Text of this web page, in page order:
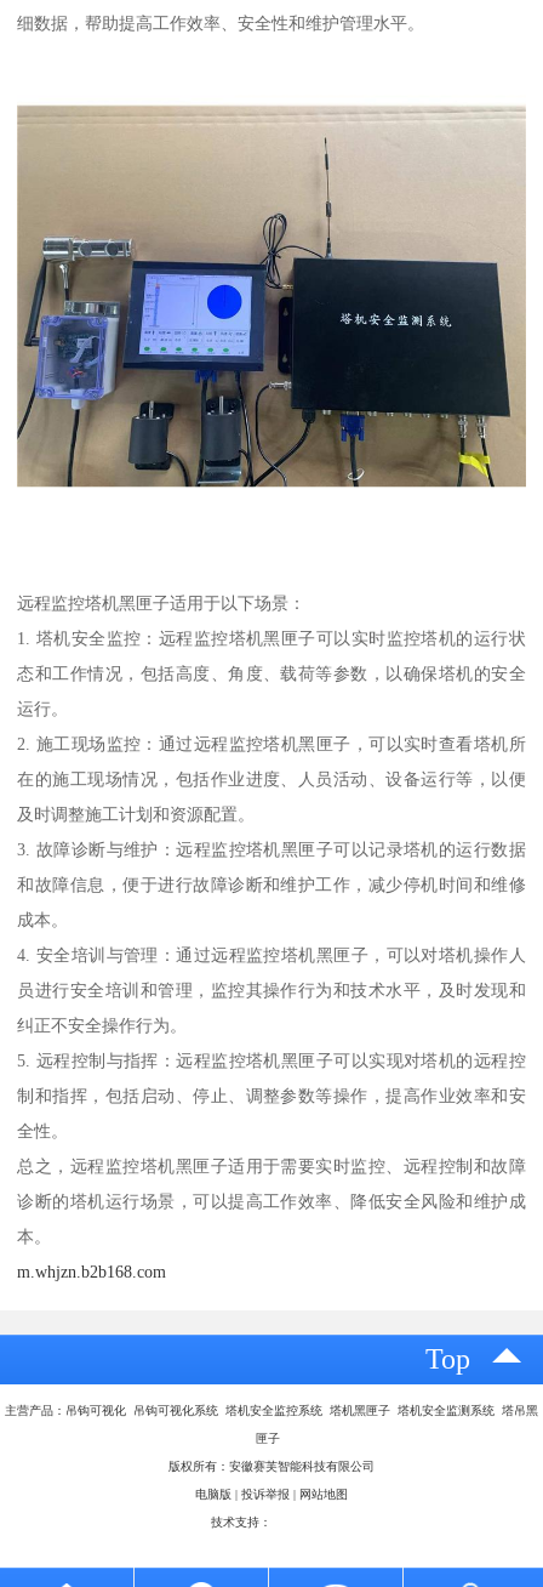
细数据，帮助提高工作效率、安全性和维护管理水平。
远程监控塔机黑匣子适用于以下场景：
1. 塔机安全监控：远程监控塔机黑匣子可以实时监控塔机的运行状
态和工作情况，包括高度、角度、载荷等参数，以确保塔机的安全
运行。
2. 施工现场监控：通过远程监控塔机黑匣子，可以实时查看塔机所
在的施工现场情况，包括作业进度、人员活动、设备运行等，以便
及时调整施工计划和资源配置。
3. 故障诊断与维护：远程监控塔机黑匣子可以记录塔机的运行数据
和故障信息，便于进行故障诊断和维护工作，减少停机时间和维修
成本。
4. 安全培训与管理：通过远程监控塔机黑匣子，可以对塔机操作人
员进行安全培训和管理，监控其操作行为和技术水平，及时发现和
纠正不安全操作行为。
5. 远程控制与指挥：远程监控塔机黑匣子可以实现对塔机的远程控
制和指挥，包括启动、停止、调整参数等操作，提高作业效率和安
全性。
总之，远程监控塔机黑匣子适用于需要实时监控、远程控制和故障
诊断的塔机运行场景，可以提高工作效率、降低安全风险和维护成
本。
m.whjzn.b2b168.com
Top
主营产品：吊钩可视化 吊钩可视化系统 塔机安全监控系统 塔机黑匣子 塔机安全监测系统 塔吊黑
匣子
版权所有：安徽赛芙智能科技有限公司
电脑版 投诉举报 网站地图
技术支持：